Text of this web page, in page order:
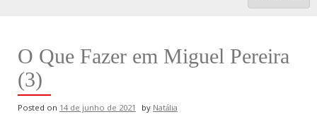
O Que Fazer em Miguel Pereira
(3)
Posted on 14 de junho de 2021 byNatália